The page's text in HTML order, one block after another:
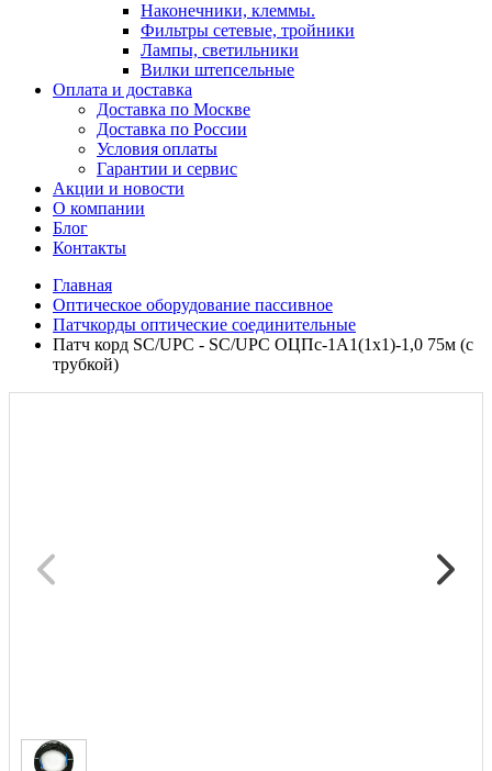
Наконечники, клеммы.
Фильтры сетевые, тройники
Лампы, светильники
Вилки штепсельные
Оплата и доставка
Доставка по Москве
Доставка по России
Условия оплаты
Гарантии и сервис
Акции и новости
О компании
Блог
Контакты
Главная
Оптическое оборудование пассивное
Патчкорды оптические соединительные
Патч корд SC/UPC - SC/UPC ОЦПс-1А1(1х1)-1,0 75м (с
трубкой)